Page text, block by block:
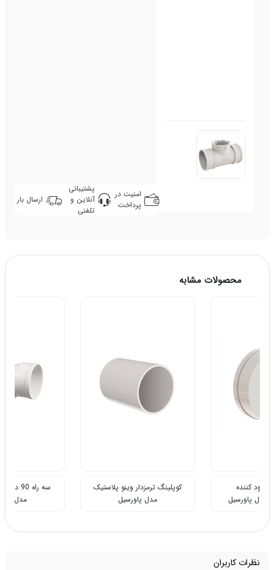
امنیت در
پرداخت
پشتیبانی
آنلاین و
تلفنی
ارسال بار
محصولات مشابه
کننده
پاورسیل
کوپلینگ ترمزدار وینو پلاستیک
مدل پاورسیل
سه راه 90 درجه
مدل پاورسیل
نظرات کاربران